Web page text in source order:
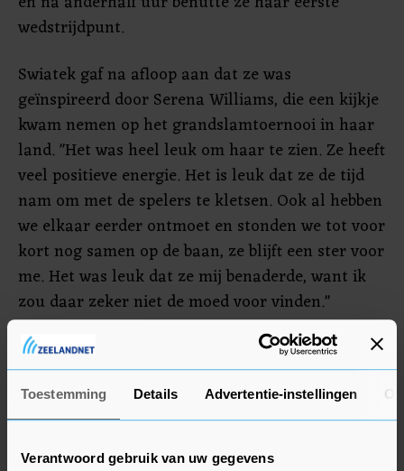
Toestemming Details Advertentie-instellingen
Verantwoord gebruik van uw gegevens
wedstrijdpunt.
Swiatek gaf na afloop aan dat ze was
geïnspireerd door Serena Williams, die een kijkje
kwam nemen op het grandslamtoernooi in haar
land. "Het was heel leuk om haar te zien. Ze heeft
veel positieve energie. Het is leuk dat ze de tijd
nam om met de spelers te kletsen. Ook al hebben
we elkaar eerder ontmoet en stonden we tot voor
kort nog samen op de baan, ze blijft een ster voor
me. Het was leuk dat ze mij benaderde, want ik
zou daar zeker niet de moed voor vinden."
Swiatek mikt op haar tweede titel in New York. In
2022 was ze in de finale te sterk voor Ons Jabeur
uit Tunesië.